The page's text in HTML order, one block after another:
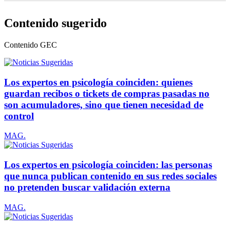
Contenido sugerido
Contenido GEC
Los expertos en psicología coinciden: quienes
guardan recibos o tickets de compras pasadas no
son acumuladores, sino que tienen necesidad de
control
MAG.
Los expertos en psicología coinciden: las personas
que nunca publican contenido en sus redes sociales
no pretenden buscar validación externa
MAG.